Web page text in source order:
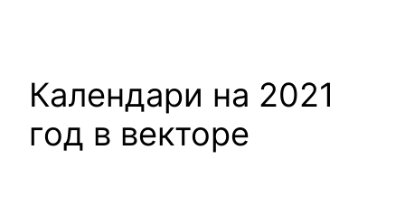
Календари на 2021
год в векторе